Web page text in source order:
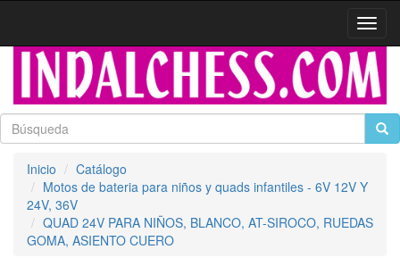
Inicio
Catálogo
Motos de bateria para niños y quads infantiles - 6V 12V Y
24V, 36V
QUAD 24V PARA NIÑOS, BLANCO, AT-SIROCO, RUEDAS
GOMA, ASIENTO CUERO